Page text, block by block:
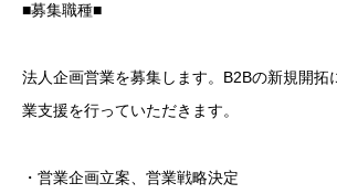
■募集職種■
法人企画営業を募集します。B2Bの新規開拓
業支援を行っていただきます。
・営業企画立案、営業戦略決定